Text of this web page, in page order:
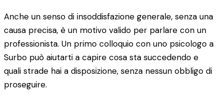
Anche un senso di insoddisfazione generale, senza una
causa precisa, è un motivo valido per parlare con un
professionista. Un primo colloquio con uno psicologo a
Surbo può aiutarti a capire cosa sta succedendo e
quali strade hai a disposizione, senza nessun obbligo di
proseguire.